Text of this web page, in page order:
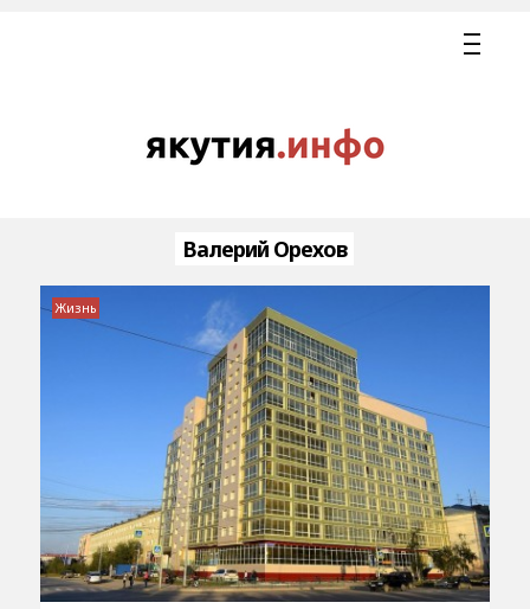
Валерий Орехов
Жизнь